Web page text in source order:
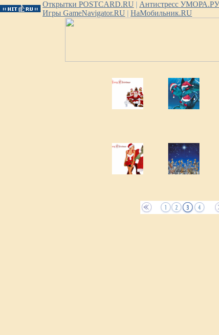
Открытки POSTCARD.RU | Антистресс УМОРА.РУ
Игры GameNavigator.RU | НаМобильник.RU